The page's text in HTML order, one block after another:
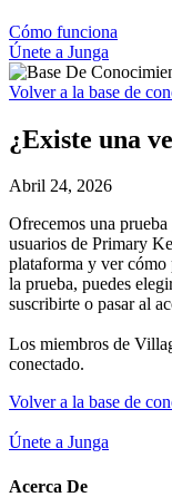
Cómo funciona
Únete a Junga
Volver a la base de
¿Existe una
Abril 24, 2026
Ofrecemos una
usuarios de Primary
plataforma y ver
la prueba, puedes
suscribirte o pasar al
Los miembros de
conectado.
Volver a la base de
Únete a Junga
Acerca De